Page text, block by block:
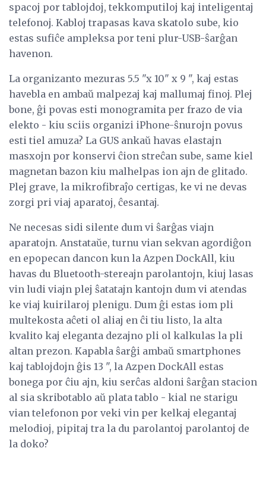
spacoj por tablojdoj, tekkomputiloj kaj inteligentaj
telefonoj. Kabloj trapasas kava skatolo sube, kio
estas sufiĉe ampleksa por teni plur-USB-ŝarĝan
havenon.
La organizanto mezuras 5.5 "x 10" x 9 ", kaj estas
havebla en ambaŭ malpezaj kaj mallumaj finoj. Plej
bone, ĝi povas esti monogramita per frazo de via
elekto - kiu sciis organizi iPhone-ŝnurojn povus
esti tiel amuza? La GUS ankaŭ havas elastajn
masxojn por konservi ĉion streĉan sube, same kiel
magnetan bazon kiu malhelpas ion ajn de glitado.
Plej grave, la mikrofibraĵo certigas, ke vi ne devas
zorgi pri viaj aparatoj, ĉesantaj.
Ne necesas sidi silente dum vi ŝarĝas viajn
aparatojn. Anstataŭe, turnu vian sekvan agordiĝon
en epopecan dancon kun la Azpen DockAll, kiu
havas du Bluetooth-stereajn parolantojn, kiuj lasas
vin ludi viajn plej ŝatatajn kantojn dum vi atendas
ke viaj kuirilaroj plenigu. Dum ĝi estas iom pli
multekosta aĉeti ol aliaj en ĉi tiu listo, la alta
kvalito kaj eleganta dezajno pli ol kalkulas la pli
altan prezon. Kapabla ŝarĝi ambaŭ smartphones
kaj tablojdojn ĝis 13 ", la Azpen DockAll estas
bonega por ĉiu ajn, kiu serĉas aldoni ŝarĝan stacion
al sia skribotablo aŭ plata tablo - kial ne starigu
vian telefonon por veki vin per kelkaj elegantaj
melodioj, pipitaj tra la du parolantoj parolantoj de
la doko?